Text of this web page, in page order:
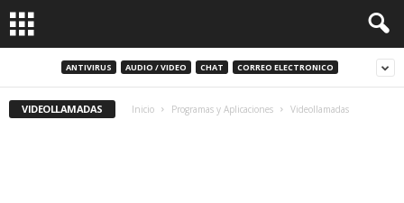
ANTIVIRUS AUDIO / VIDEO CHAT CORREO ELECTRONICO
VIDEOLLAMADAS Inicio Programas y Aplicaciones Videollamadas